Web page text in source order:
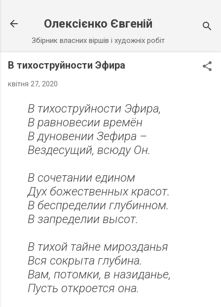
Олексієнко Євгеній
Збірник власних віршів і художніх робіт
В тихоструйности Эфира
квітня 27, 2020
В тихоструйности Эфира,
В равновесии времён
В дуновении Зефира –
Вездесущий, всюду Он.
В сочетании едином
Дух божественных красот.
В беспределии глубинном.
В запределии высот.
В тихой тайне мирозданья
Вся сокрыта глубина.
Вам, потомки, в назиданье,
Пусть откроется она.